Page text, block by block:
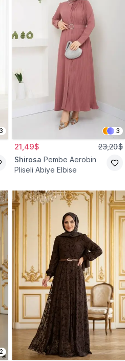
3 3
21,49$ 23,20$
Shirosa Pembe Aerobin
Pliseli Abiye Elbise
2